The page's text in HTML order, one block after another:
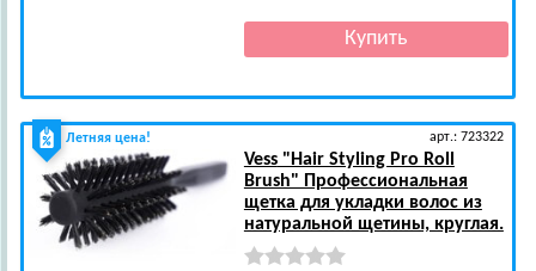
Летняя цена! арт.: 723322
Vess"Hair Styling Pro Roll
Brush" Профессиональная
щетка для укладки волос из
натуральной щетины, круглая.